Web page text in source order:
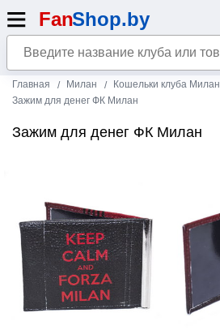
Главная Милан
Кошельки клуба Милан
Зажим для денег ФК Милан
Зажим для денег ФК Милан